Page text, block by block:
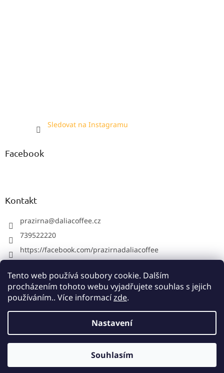
Tento web používá soubory cookie. Dalším
procházením tohoto webu vyjadřujete souhlas s jejich
používáním.. Více informacízde.
Nastavení
Souhlasím
Sledovat na Instagramu
Facebook
Kontakt
prazirna@daliacoffee.cz
739522220
https://facebook.com/prazirnadaliacoffee
739522220
Copyright 2026Pražírna Dalia Coffee. Všechna práva
vyhrazena.